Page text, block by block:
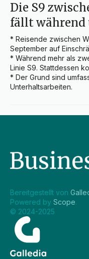
Die S9
fällt während
* Reisende zwischen
September auf
* Während mehr als
Linie S9. Stattdessen
* Der Grund sind
Unterhaltsarbeiten.
Bereitgestellt von
Powered by Scope.
© 2024-2025